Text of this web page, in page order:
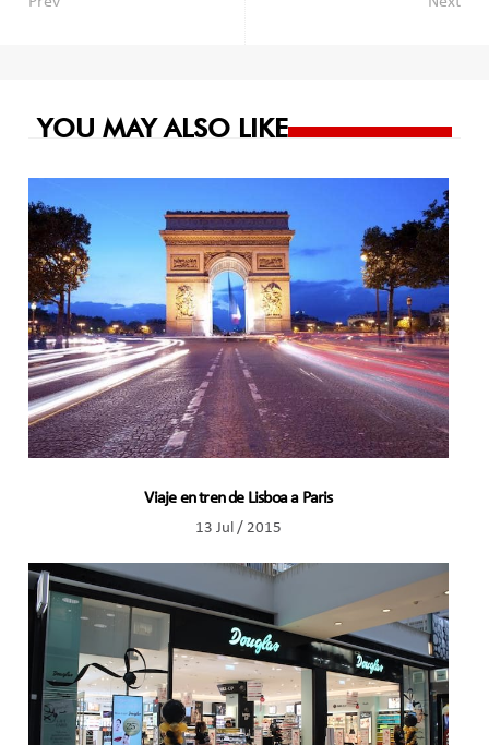
Navegación
YOU MAY ALSO LIKE
Viaje en tren de Lisboa a Paris
13 Jul / 2015